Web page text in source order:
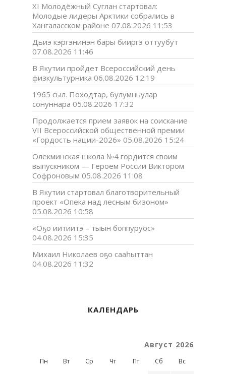
XI Молодёжный Суглан стартовал:
Молодые лидеры Арктики собрались в
Хангаласском районе 07.08.2026 11:53
Дьиэ кэргэнинэн бары бииргэ оттуубут
07.08.2026 11:46
В Якутии пройдет Всероссийский день
физкультурника 06.08.2026 12:19
1965 сыл. Походтар, булумньулар
сонуннара 05.08.2026 17:32
Продолжается прием заявок на соискание
VII Всероссийской общественной премии
«Гордость нации-2026» 05.08.2026 15:24
Олекминская школа №4 гордится своим
выпускником — Героем России Виктором
Софроновым 05.08.2026 11:08
В Якутии стартовал благотворительный
проект «Опека над лесным бизоном»
05.08.2026 10:58
«Оҕо иитиитэ – тыын боппуруос»
04.08.2026 15:35
Михаил Николаев оҕо сааһыттан
04.08.2026 11:32
КАЛЕНДАРЬ
Август 2026
Пн Вт Ср Чт Пт Сб Вс